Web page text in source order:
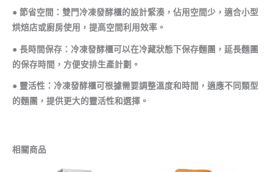
● 節省空間：雙門冷凍發酵櫃的設計緊湊，佔用空間少，適合小型
烘焙店或廚房使用，提高空間利用效率。
● 長時間保存：冷凍發酵櫃可以在冷藏狀態下保存麵團，延長麵團
的保存時間，方便安排生產計劃。
● 靈活性：冷凍發酵櫃可根據需要調整溫度和時間，適應不同類型
的麵團，提供更大的靈活性和選擇。
相關商品